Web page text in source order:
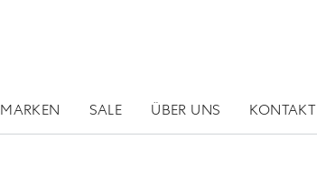
MARKEN SALE ÜBER UNS KONTAKT